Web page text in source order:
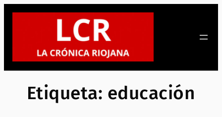
Saltar
Etiqueta: educación